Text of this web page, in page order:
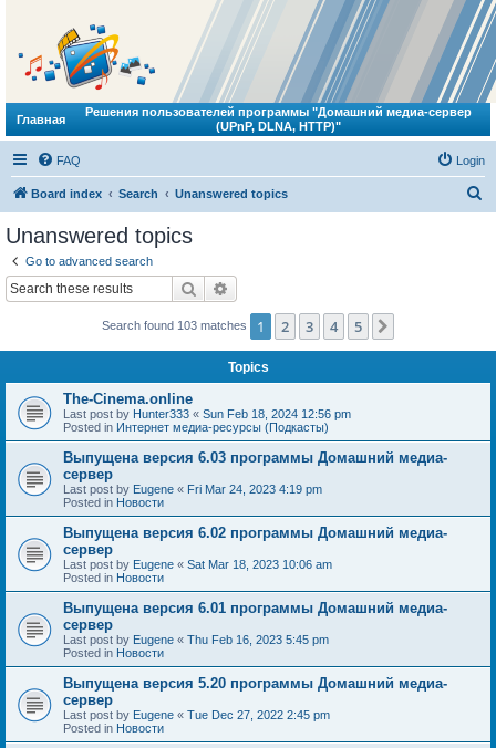
Главная
Решения пользователей программы "Домашний медиа-сервер
(UPnP, DLNA, HTTP)"
FAQ Login
Board index Search Unanswered topics
Unanswered topics
Go to advanced search
Search
Search found 103 matches 1 2 3 4 5
Topics
The-Cinema.online
Last post by Hunter333 « Sun Feb 18, 2024 12:56 pm
Posted in Интернет медиа-ресурсы (Подкасты)
Выпущена версия 6.03 программы Домашний медиа-
сервер
Last post by Eugene « Fri Mar 24, 2023 4:19 pm
Posted in Новости
Выпущена версия 6.02 программы Домашний медиа-
сервер
Last post by Eugene « Sat Mar 18, 2023 10:06 am
Posted in Новости
Выпущена версия 6.01 программы Домашний медиа-
сервер
Last post by Eugene « Thu Feb 16, 2023 5:45 pm
Posted in Новости
Выпущена версия 5.20 программы Домашний медиа-
сервер
Last post by Eugene « Tue Dec 27, 2022 2:45 pm
Posted in Новости